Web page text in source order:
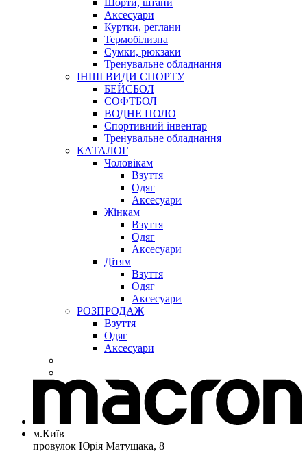
Шорти, штани
Аксесуари
Куртки, реглани
Термобілизна
Сумки, рюкзаки
Тренувальне обладнання
ІНШІ ВИДИ СПОРТУ
БЕЙСБОЛ
СОФТБОЛ
ВОДНЕ ПОЛО
Спортивний інвентар
Тренувальне обладнання
КАТАЛОГ
Чоловікам
Взуття
Одяг
Аксесуари
Жінкам
Взуття
Одяг
Аксесуари
Дітям
Взуття
Одяг
Аксесуари
РОЗПРОДАЖ
Взуття
Одяг
Аксесуари
м.Київ
провулок Юрія Матущака, 8